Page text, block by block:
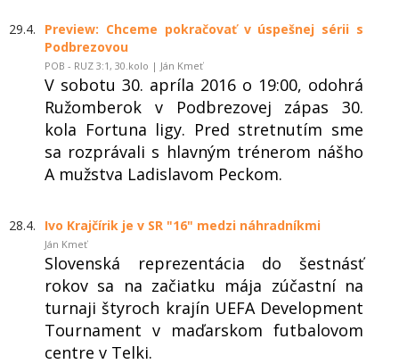
29.4.
Preview: Chceme pokračovať v úspešnej sérii s
Podbrezovou
POB - RUZ 3:1, 30.kolo | Ján Kmeť
V sobotu 30. apríla 2016 o 19:00, odohrá
Ružomberok v Podbrezovej zápas 30.
kola Fortuna ligy. Pred stretnutím sme
sa rozprávali s hlavným trénerom nášho
A mužstva Ladislavom Peckom.
28.4. Ivo Krajčírik je v SR "16" medzi náhradníkmi
Ján Kmeť
Slovenská reprezentácia do šestnásť
rokov sa na začiatku mája zúčastní na
turnaji štyroch krajín UEFA Development
Tournament v maďarskom futbalovom
centre v Telki.